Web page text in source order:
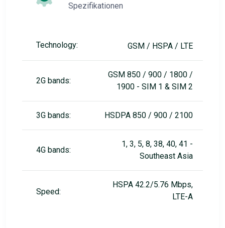
Spezifikationen
Technology: GSM / HSPA / LTE
2G bands:
GSM 850 / 900 / 1800 /
1900 - SIM 1 & SIM 2
3G bands: HSDPA 850 / 900 / 2100
4G bands:
1, 3, 5, 8, 38, 40, 41 -
Southeast Asia
Speed:
HSPA 42.2/5.76 Mbps,
LTE-A